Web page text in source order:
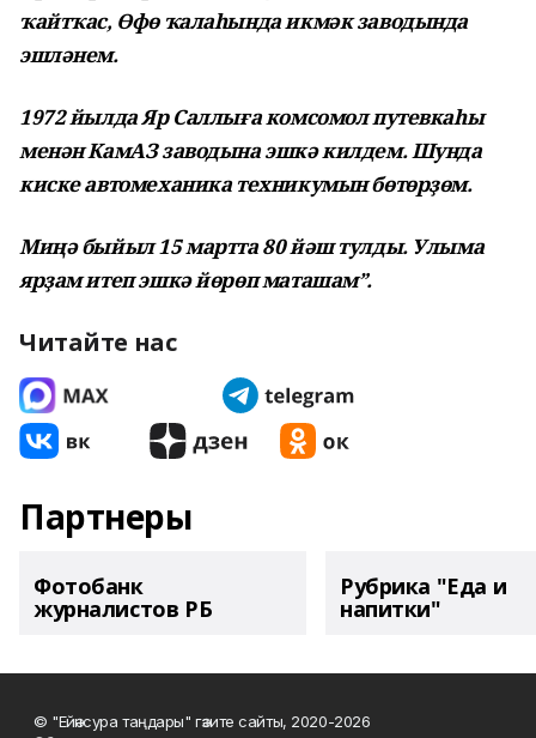
ҡайтҡас, Өфө ҡалаһында икмәк заводында
эшләнем.
1972 йылда Яр Саллыға комсомол путевкаһы
менән КамАЗ заводына эшкә килдем. Шунда
киске автомеханика техникумын бөтөрҙөм.
Миңә быйыл 15 мартта 80 йәш тулды. Улыма
ярҙам итеп эшкә йөрөп маташам”.
Читайте нас
Партнеры
Фотобанк
журналистов РБ
Рубрика "Еда и
напитки"
© "Ейәнсура таңдары" гәзите сайты, 2020-2026